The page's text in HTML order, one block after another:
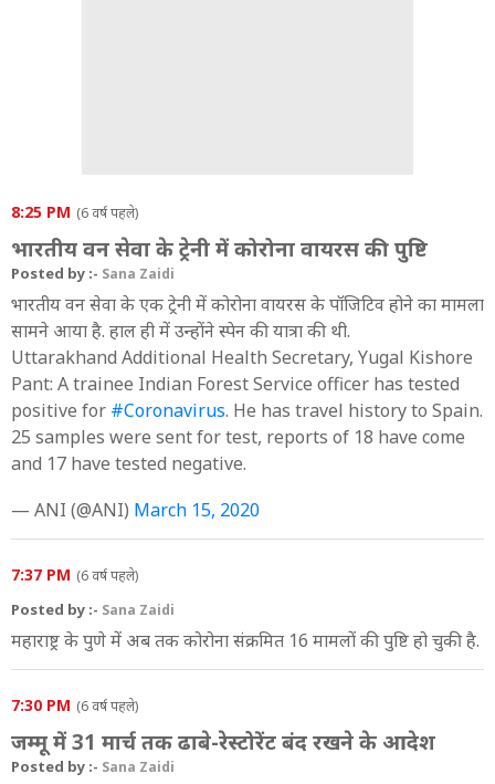
8:25 PM (6 वर्ष पहले)
भारतीय वन सेवा के ट्रेनी में कोरोना वायरस की पुष्टि
Posted by :- Sana Zaidi
भारतीय वन सेवा के एक ट्रेनी में कोरोना वायरस के पॉजिटिव होने का मामला
सामने आया है. हाल ही में उन्होंने स्पेन की यात्रा की थी.
Uttarakhand Additional Health Secretary, Yugal Kishore
Pant: A trainee Indian Forest Service officer has tested
positive for #Coronavirus. He has travel history to Spain.
25 samples were sent for test, reports of 18 have come
and 17 have tested negative.
— ANI (@ANI) March 15, 2020
7:37 PM (6 वर्ष पहले)
Posted by :- Sana Zaidi
महाराष्ट्र के पुणे में अब तक कोरोना संक्रमित 16 मामलों की पुष्टि हो चुकी है.
7:30 PM (6 वर्ष पहले)
जम्मू में 31 मार्च तक ढाबे-रेस्टोरेंट बंद रखने के आदेश
Posted by :- Sana Zaidi